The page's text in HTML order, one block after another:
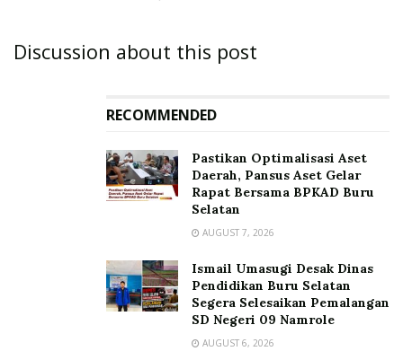
Discussion about this post
RECOMMENDED
Pastikan Optimalisasi Aset
Daerah, Pansus Aset Gelar
Rapat Bersama BPKAD Buru
Selatan
AUGUST 7, 2026
Ismail Umasugi Desak Dinas
Pendidikan Buru Selatan
Segera Selesaikan Pemalangan
SD Negeri 09 Namrole
AUGUST 6, 2026